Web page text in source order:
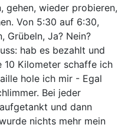
gehen, wieder probieren,
Von 5:30 auf 6:30,
Grübeln, Ja? Nein?
hab es bezahlt und
10 Kilometer schaffe ich
hole ich mir - Egal
Bei jeder
und dann
nichts mehr mein